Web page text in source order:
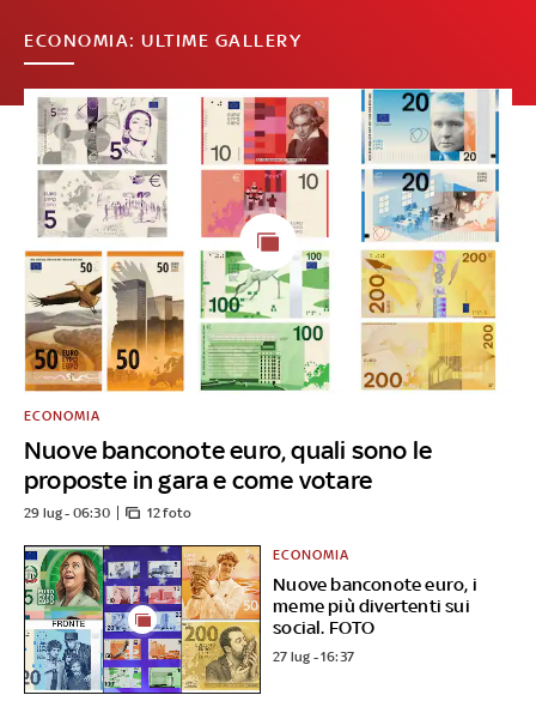
ECONOMIA: ULTIME GALLERY
Nuove banconote euro, quali sono le
proposte in gara e come votare
ECONOMIA
29 lug - 06:30 12 foto
Nuove banconote euro, i
meme più divertenti sui
social. FOTO
ECONOMIA
27 lug - 16:37